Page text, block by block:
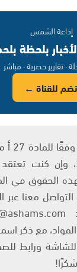
إذاعة الشمس
بلحظة
· تقارير حصرية · مباشر
للقناة ←
يتم
التأليف والنشر 2007، وإن
الحقوق في
معنا عبر
مع ذكر
ورابط